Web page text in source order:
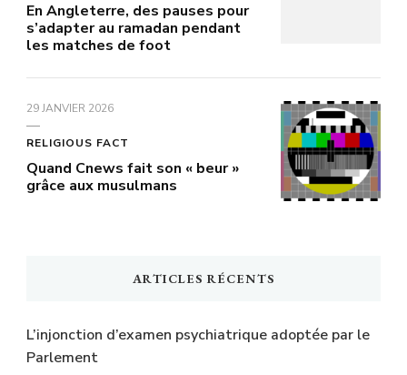
En Angleterre, des pauses pour
s’adapter au ramadan pendant
les matches de foot
29 JANVIER 2026
RELIGIOUS FACT
Quand Cnews fait son « beur »
grâce aux musulmans
ARTICLES RÉCENTS
L’injonction d’examen psychiatrique adoptée par le
Parlement